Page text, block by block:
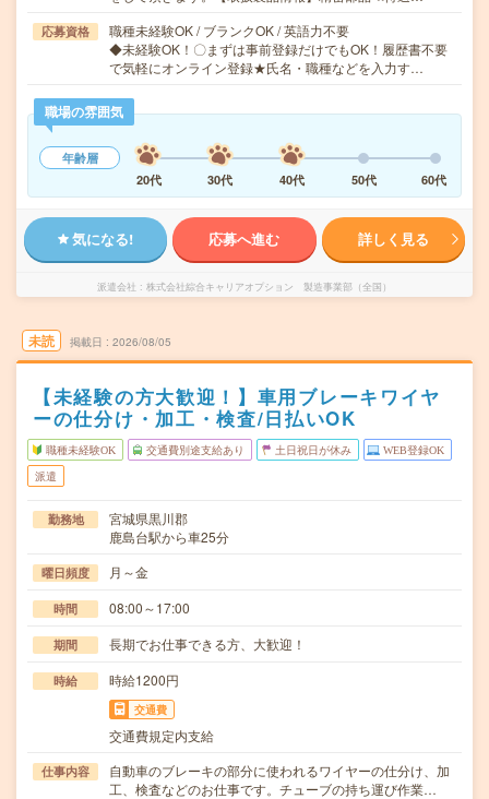
応募資格
職種未経験OK / ブランクOK / 英語力不要
◆未経験OK！〇まずは事前登録だけでもOK！履歴書不要
で気軽にオンライン登録★氏名・職種などを入力す…
職場の雰囲気
年齢層
20代
30代 40代 50代 60代
気になる! 応募へ進む 詳しく見る
派遣会社 株式会社綜合キャリアオプション 製造事業部（全国）
未読 掲載日 2026/08/05
【未経験の方大歓迎！】車用ブレーキワイヤ
ーの仕分け・加工・検査/日払いOK
職種未経験OK 交通費別途支給あり 土日祝日が休み WEB登録OK
派遣
勤務地
宮城県黒川郡
鹿島台駅から車25分
曜日頻度 月～金
時間 08:00～17:00
期間 長期でお仕事できる方、大歓迎！
時給 時給1200円
交通費
交通費規定内支給
仕事内容
自動車のブレーキの部分に使われるワイヤーの仕分け、加
工、検査などのお仕事です。チューブの持ち運び作業…